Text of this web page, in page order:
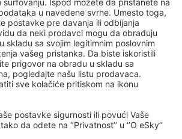
kad izaberete druge kriterijume
prava zadržana.